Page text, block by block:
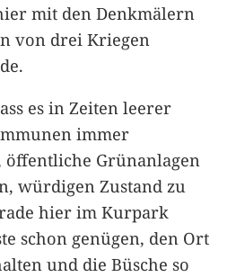
mit den Denkmälern
von drei Kriegen
es in Zeiten leerer
immer
Grünanlagen
würdigen Zustand zu
hier im Kurpark
schon genügen, den Ort
und die Büsche so